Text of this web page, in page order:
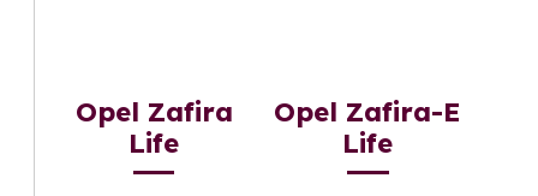
Opel Zafira
Life
Opel Zafira-E
Life